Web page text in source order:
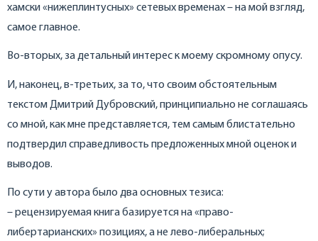
хамски «нижеплинтусных» сетевых временах – на мой взгляд,
самое главное.
Во-вторых, за детальный интерес к моему скромному опусу.
И, наконец, в-третьих, за то, что своим обстоятельным
текстом Дмитрий Дубровский, принципиально не соглашаясь
со мной, как мне представляется, тем самым блистательно
подтвердил справедливость предложенных мной оценок и
выводов.
По сути у автора было два основных тезиса:
– рецензируемая книга базируется на «право-
либертарианских» позициях, а не лево-либеральных;